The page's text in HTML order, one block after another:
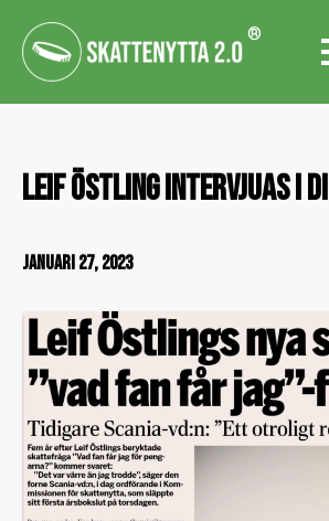
®
LEIF ÖSTLING INTERVJUAS I DI
JANUARI 27, 2023